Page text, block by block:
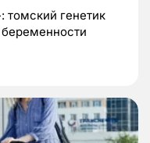
томский генетик